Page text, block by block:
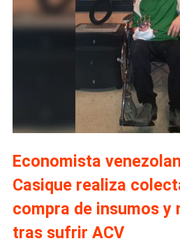
Economista
Casique realiza
compra de insumos y
tras sufrir ACV